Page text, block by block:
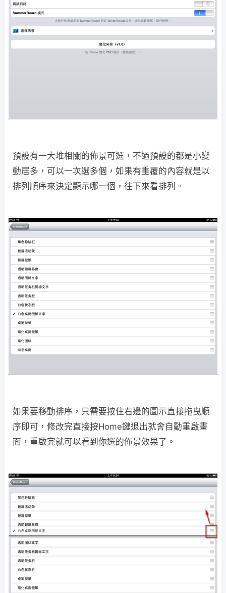
預設有一大堆相關的佈景可選，不過預設的都是小變
動居多，可以一次選多個，如果有重覆的內容就是以
排列順序來決定顯示哪一個，往下來看排列。
如果要移動排序，只需要按住右邊的圖示直接拖曳順
序即可，修改完直接按Home鍵退出就會自動重啟畫
面，重啟完就可以看到你選的佈景效果了。